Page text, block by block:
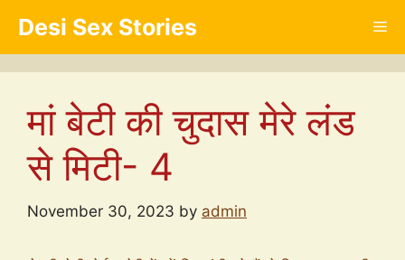
content
Desi Sex Stories
मां बेटी की चुदास मेरे लंड
से मिटी- 4
November 30, 2023 by admin